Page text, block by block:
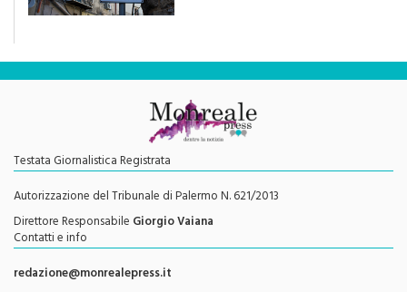
Testata Giornalistica Registrata
Autorizzazione del Tribunale di Palermo N. 621/2013
Direttore ResponsabileGiorgio Vaiana
Contatti e info
redazione@monrealepress.it